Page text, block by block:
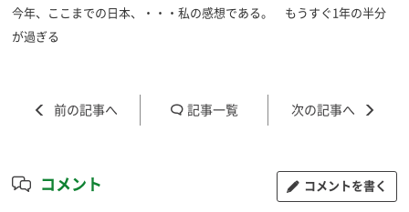
今年、ここまでの日本、・・・私の感想である。 もうすぐ1年の半分
が過ぎる
記事一覧
コメント コメントを書く